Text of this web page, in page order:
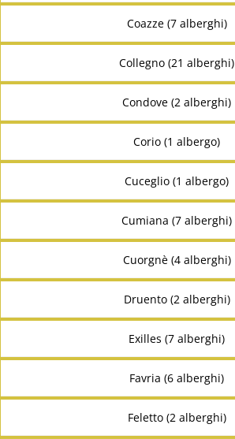
Coazze (7 alberghi)
Collegno (21 alberghi)
Condove (2 alberghi)
Corio (1 albergo)
Cuceglio (1 albergo)
Cumiana (7 alberghi)
Cuorgnè (4 alberghi)
Druento (2 alberghi)
Exilles (7 alberghi)
Favria (6 alberghi)
Feletto (2 alberghi)